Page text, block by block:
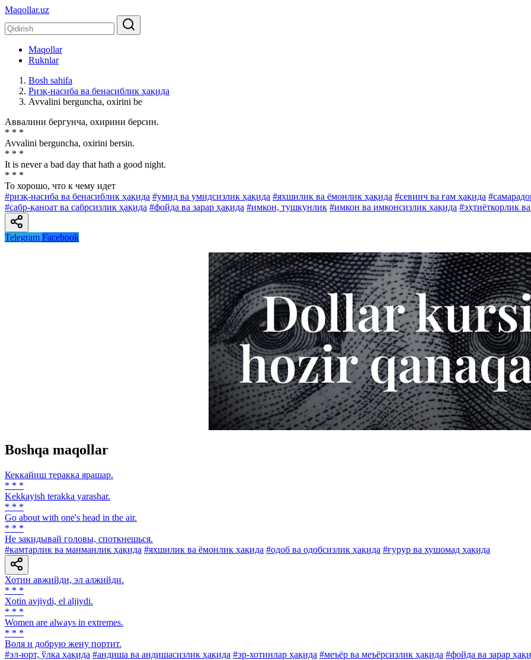
Maqollar.uz
Maqollar
Ruknlar
Bosh sahifa
Ризқ-насиба ва бенасиблик ҳақида
Avvalini berguncha, oxirini be
Аввалини бергунча, охирини берсин.
* * *
Avvalini berguncha, oxirini bersin.
* * *
It is never a bad day that hath a good night.
* * *
To хорошо, что к чему идет
#ризқ-насиба ва бенасиблик ҳақида #умид ва умидсизлик ҳақида #яхшилик ва ёмонлик ҳақида #севинч ва ғам ҳақида
#сабр-қаноат ва сабрсизлик ҳақида #фойда ва зарар ҳақида #имкон, тушкунлик #имкон ва имконсизлик ҳақида #эҳтиёткорлик
Telegram Facebook
Boshqa maqollar
Кеккайиш теракка ярашар.
* * *
Kekkayish terakka yarashar.
* * *
Go about with one's head in the air.
* * *
He закидывай головы, споткнешься.
#камтарлик ва манманлик ҳақида #яхшилик ва ёмонлик ҳақида #одоб ва одобсизлик ҳақида #ғурур ва хушомад ҳақида
Хотин авжийди, эл алжийди.
* * *
Xotin avjiydi, el aljiydi.
* * *
Women are always in extremes.
* * *
Воля и добрую жену портит.
#эл-юрт, ўлка ҳақида #андиша ва андишасизлик ҳақида #эр-хотинлар ҳақида #меъёр ва меъёрсизлик ҳақида #фойда ва зарар